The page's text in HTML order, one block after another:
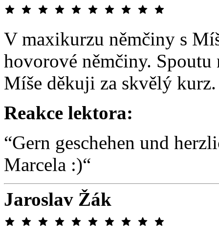
V maxikurzu němčiny s
hovorové němčiny. Spoutu
Míše děkuji za skvělý kurz.
Reakce lektora:
“Gern geschehen und
Marcela :)“
Jaroslav Žák